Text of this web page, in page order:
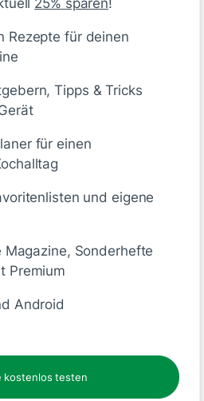
Rezepte für deinen
Tipps & Tricks
für einen
und eigene
Magazine, Sonderhefte
Premium
Android
kostenlos testen